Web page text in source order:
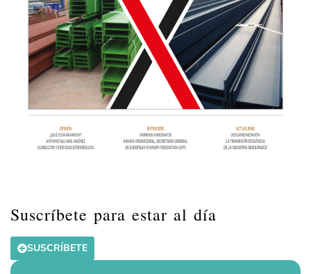
Suscríbete para estar al día
SUSCRÍBETE